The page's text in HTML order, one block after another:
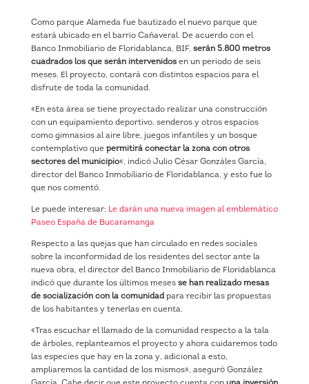
Como parque Alameda fue bautizado el nuevo parque que
estará ubicado en el barrio Cañaveral. De acuerdo con el
Banco Inmobiliario de Floridablanca, BIF, serán 5.800 metros
cuadrados los que serán intervenidosen un periodo de seis
meses. El proyecto, contará con distintos espacios para el
disfrute de toda la comunidad.
«En esta área se tiene proyectado realizar una construcción
con un equipamiento deportivo, senderos y otros espacios
como gimnasios al aire libre, juegos infantiles y un bosque
contemplativo que permitirá conectar la zona con otros
sectores del municipio«, indicó Julio César Gonzáles García,
director del Banco Inmobiliario de Floridablanca, y esto fue lo
que nos comentó.
Le puede interesar: Le darán una nueva imagen al emblemático
Paseo España de Bucaramanga
Respecto a las quejas que han circulado en redes sociales
sobre la inconformidad de los residentes del sector ante la
nueva obra, el director del Banco Inmobiliario de Floridablanca
indicó que durante los últimos mesesse han realizado mesas
de socialización con la comunidadpara recibir las propuestas
de los habitantes y tenerlas en cuenta.
«Tras escuchar el llamado de la comunidad respecto a la tala
de árboles, replanteamos el proyecto y ahora cuidaremos todo
las especies que hay en la zona y, adicional a esto,
ampliaremos la cantidad de los mismos», aseguró González